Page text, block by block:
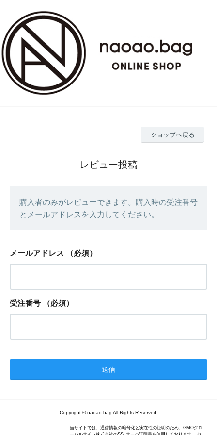
ショップへ戻る
レビュー投稿
購入者のみがレビューできます。購入時の受注番号
とメールアドレスを入力してください。
メールアドレス （必須）
受注番号 （必須）
Copyright © naoao.bag All Rights Reserved.
当サイトでは、通信情報の暗号化と実在性の証明のため、GMOグロ
ーバルサイン株式会社のSSLサーバ証明書を使用しております。 セ